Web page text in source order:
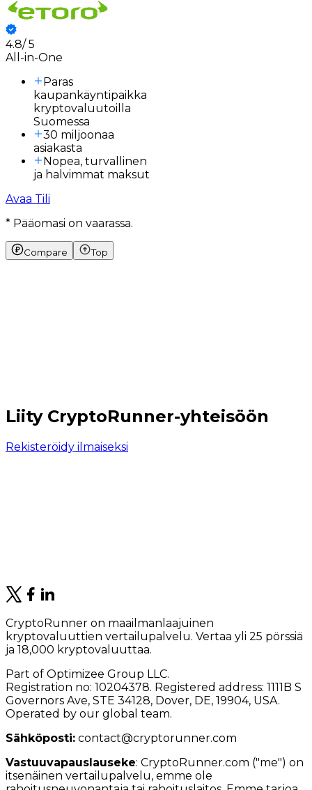
4.8/5
All-in-One
Paras
kaupankäyntipaikka
kryptovaluutoilla
Suomessa
30 miljoonaa
asiakasta
Nopea, turvallinen
ja halvimmat maksut
Avaa Tili
* Pääomasi on vaarassa.
Compare Top
Liity CryptoRunner-yhteisöön
Rekisteröidy ilmaiseksi
CryptoRunner on maailmanlaajuinen
kryptovaluuttien vertailupalvelu. Vertaa yli 25 pörssiä
ja 18,000 kryptovaluuttaa.
Part of Optimizee Group LLC.
Registration no: 10204378. Registered address: 1111B S
Governors Ave, STE 34128, Dover, DE, 19904, USA.
Operated by our global team.
Sähköposti: contact@cryptorunner.com
Vastuuvapauslauseke: CryptoRunner.com ("me") on
itsenäinen vertailupalvelu, emme ole